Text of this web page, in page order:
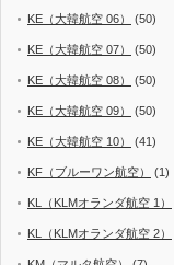
KE（大韓航空 06） (50)
KE（大韓航空 07） (50)
KE（大韓航空 08） (50)
KE（大韓航空 09） (50)
KE（大韓航空 10） (41)
KF（ブルーワン航空） (1)
KL（KLMオランダ航空 1）
KL（KLMオランダ航空 2）